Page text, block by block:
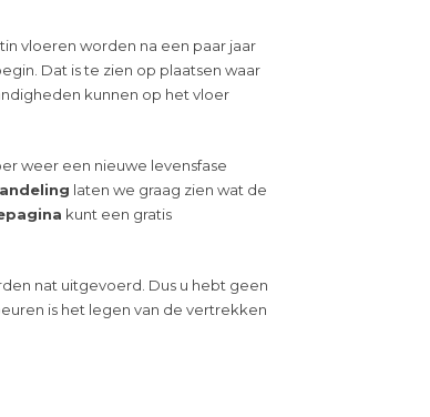
vloeren worden na een paar jaar
Dat is te zien op plaatsen waar
kunnen op het vloer
weer een nieuwe levensfase
laten we graag zien wat de
kunt een gratis
nat uitgevoerd. Dus u hebt geen
is het legen van de vertrekken